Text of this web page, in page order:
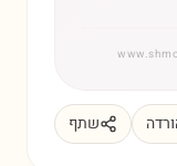
שתף